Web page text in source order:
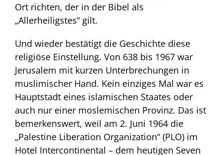
Ort richten, der in der Bibel als
„Allerheiligstes“ gilt.
Und wieder bestätigt die Geschichte diese
religiöse Einstellung. Von 638 bis 1967 war
Jerusalem mit kurzen Unterbrechungen in
muslimischer Hand. Kein einziges Mal war es
Hauptstadt eines islamischen Staates oder
auch nur einer moslemischen Provinz. Das ist
bemerkenswert, weil am 2. Juni 1964 die
„Palestine Liberation Organization“ (PLO) im
Hotel Intercontinental – dem heutigen Seven